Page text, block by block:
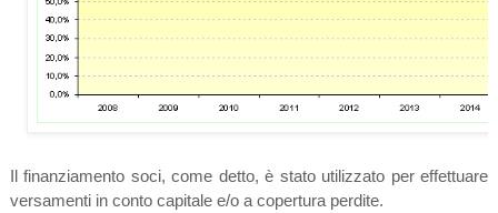
Il finanziamento soci, come detto, è stato utilizzato per effettuare
versamenti in conto capitale e/o a copertura perdite.